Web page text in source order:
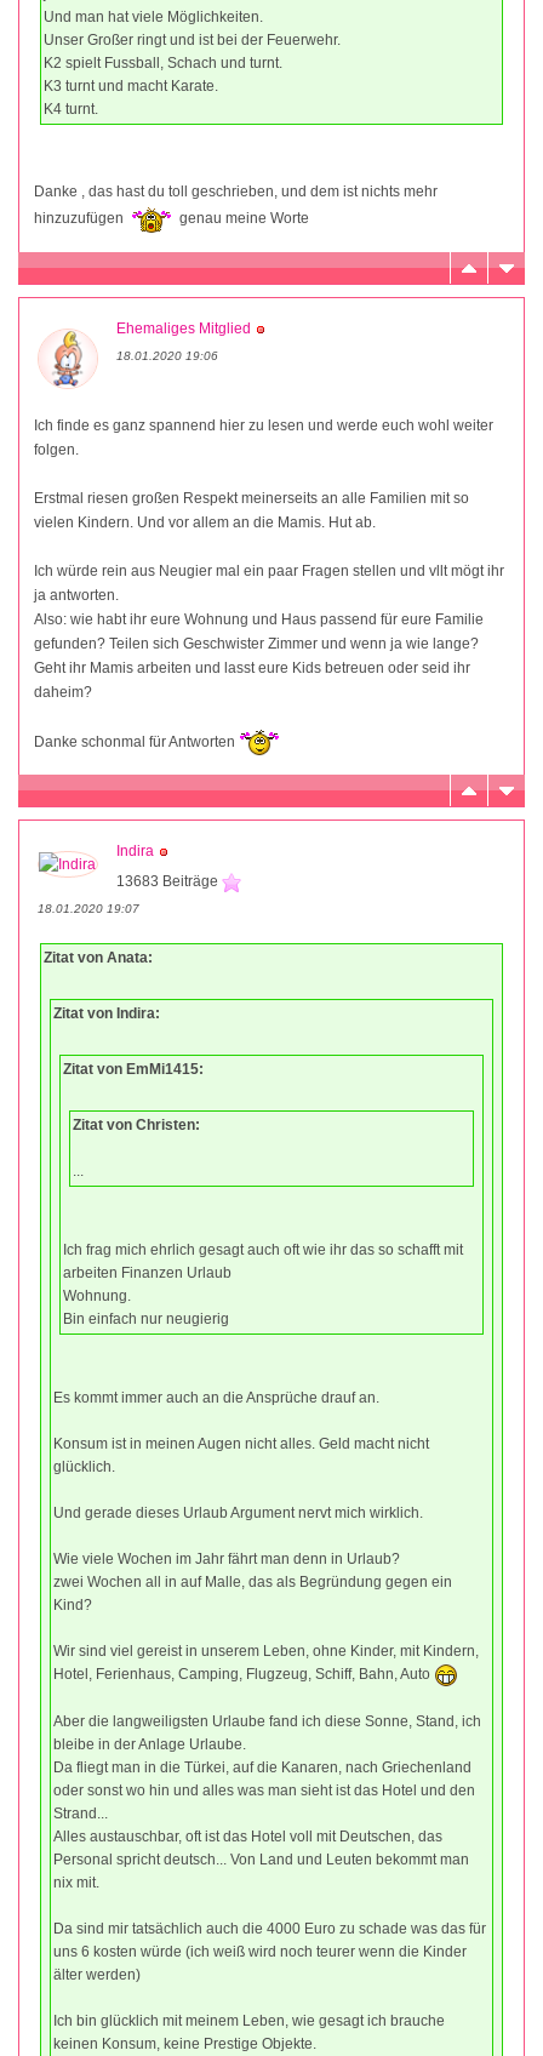
Und man hat viele Möglichkeiten.
Unser Großer ringt und ist bei der Feuerwehr.
K2 spielt Fussball, Schach und turnt.
K3 turnt und macht Karate.
K4 turnt.
Danke , das hast du toll geschrieben, und dem ist nichts mehr
hinzuzufügen
genau meine Worte
Ehemaliges Mitglied
18.01.2020 19:06
Ich finde es ganz spannend hier zu lesen und werde euch wohl weiter
folgen.
Erstmal riesen großen Respekt meinerseits an alle Familien mit so
vielen Kindern. Und vor allem an die Mamis. Hut ab.
Ich würde rein aus Neugier mal ein paar Fragen stellen und vllt mögt ihr
ja antworten.
Also: wie habt ihr eure Wohnung und Haus passend für eure Familie
gefunden? Teilen sich Geschwister Zimmer und wenn ja wie lange?
Geht ihr Mamis arbeiten und lasst eure Kids betreuen oder seid ihr
daheim?
Danke schonmal für Antworten
Indira
13683 Beiträge
18.01.2020 19:07
Zitat von Anata:
Zitat von Indira:
Zitat von EmMi1415:
Zitat von Christen:
...
Ich frag mich ehrlich gesagt auch oft wie ihr das so schafft mit
arbeiten Finanzen Urlaub
Wohnung.
Bin einfach nur neugierig
Es kommt immer auch an die Ansprüche drauf an.
Konsum ist in meinen Augen nicht alles. Geld macht nicht
glücklich.
Und gerade dieses Urlaub Argument nervt mich wirklich.
Wie viele Wochen im Jahr fährt man denn in Urlaub?
zwei Wochen all in auf Malle, das als Begründung gegen ein
Kind?
Wir sind viel gereist in unserem Leben, ohne Kinder, mit Kindern,
Hotel, Ferienhaus, Camping, Flugzeug, Schiff, Bahn, Auto
Aber die langweiligsten Urlaube fand ich diese Sonne, Stand, ich
bleibe in der Anlage Urlaube.
Da fliegt man in die Türkei, auf die Kanaren, nach Griechenland
oder sonst wo hin und alles was man sieht ist das Hotel und den
Strand...
Alles austauschbar, oft ist das Hotel voll mit Deutschen, das
Personal spricht deutsch... Von Land und Leuten bekommt man
nix mit.
Da sind mir tatsächlich auch die 4000 Euro zu schade was das für
uns 6 kosten würde (ich weiß wird noch teurer wenn die Kinder
älter werden)
Ich bin glücklich mit meinem Leben, wie gesagt ich brauche
keinen Konsum, keine Prestige Objekte.